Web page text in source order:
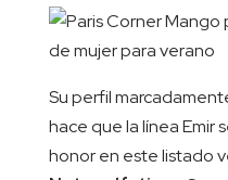
Su perfil
hace que la línea Emir
honor en este listado